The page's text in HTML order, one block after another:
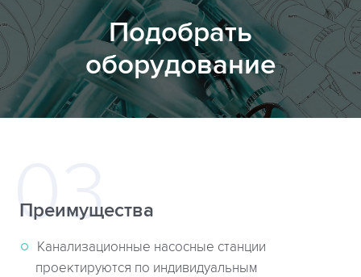
Подобрать
оборудование
Преимущества
Канализационные насосные станции
проектируются по индивидуальным